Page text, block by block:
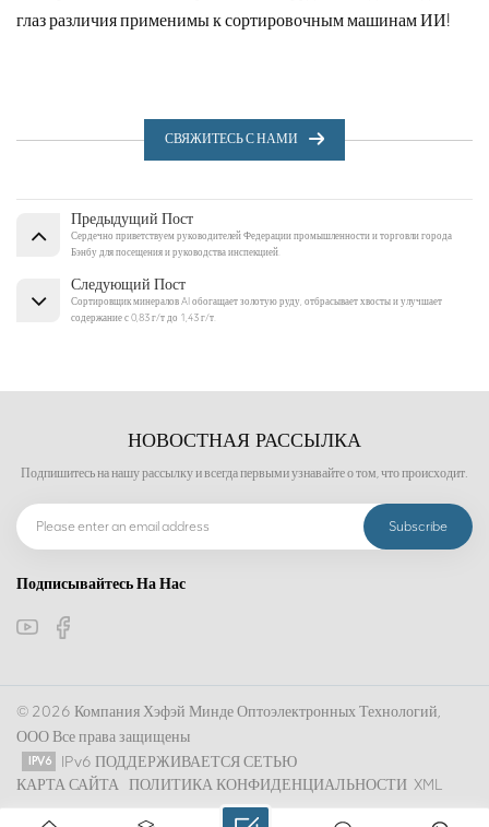
глаз различия применимы к сортировочным машинам ИИ!
СВЯЖИТЕСЬ С НАМИ
Предыдущий Пост
Сердечно приветствуем руководителей Федерации промышленности и торговли города
Бэнбу для посещения и руководства инспекцией.
Следующий Пост
Сортировщик минералов AI обогащает золотую руду, отбрасывает хвосты и улучшает
содержание с 0,83 г/т до 1,43 г/т.
НОВОСТНАЯ РАССЫЛКА
Подпишитесь на нашу рассылку и всегда первыми узнавайте о том, что происходит.
Подписывайтесь На Нас
© 2026 Компания Хэфэй Минде Оптоэлектронных Технологий,
ООО Все права защищены
IPv6 ПОДДЕРЖИВАЕТСЯ СЕТЬЮ
КАРТА САЙТА ПОЛИТИКА КОНФИДЕНЦИАЛЬНОСТИ XML